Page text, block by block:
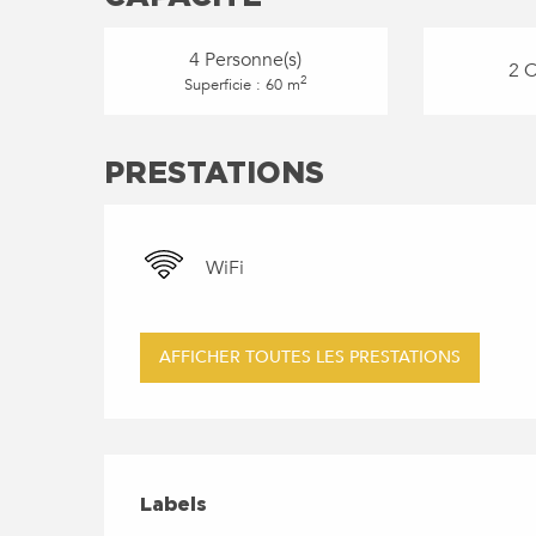
4 Personne(s)
Superficie : 60 m2 2
PRESTATIONS
WiFi
AFFICHER TOUTES LES PRESTATIONS
LABELS
Labels